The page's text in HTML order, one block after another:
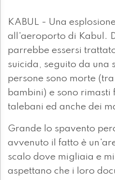
KABUL - Una
all'aeroporto di Kabul.
parrebbe essersi
suicida, seguito da una
persone sono morte
bambini) e sono rimasti
talebani ed anche dei
Grande lo spavento
avvenuto il fatto è
scalo dove migliaia e
aspettano che i loro